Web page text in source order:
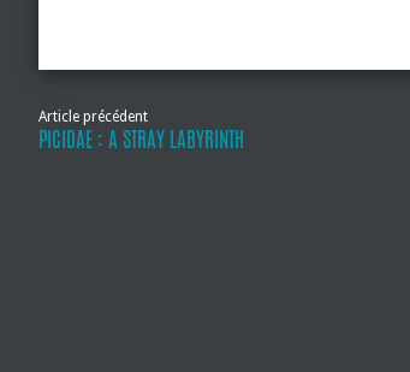
Article précédent
PICIDAE : A STRAY LABYRINTH